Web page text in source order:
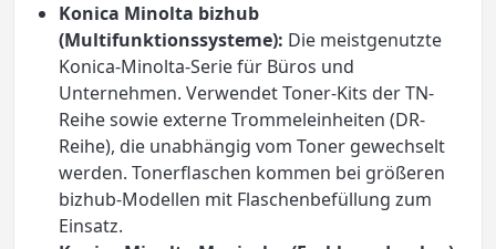
Konica Minolta bizhub
(Multifunktionssysteme): Die meistgenutzte
Konica-Minolta-Serie für Büros und
Unternehmen. Verwendet Toner-Kits der TN-
Reihe sowie externe Trommeleinheiten (DR-
Reihe), die unabhängig vom Toner gewechselt
werden. Tonerflaschen kommen bei größeren
bizhub-Modellen mit Flaschenbefüllung zum
Einsatz.